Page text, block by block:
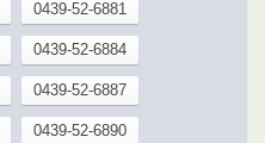
0439-52-6881
0439-52-6884
0439-52-6887
0439-52-6890